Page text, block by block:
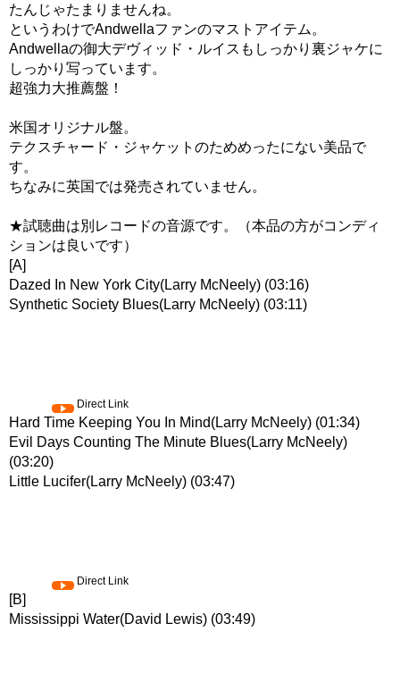
たんじゃたまりませんね。
というわけでAndwellaファンのマストアイテム。
Andwellaの御大デヴィッド・ルイスもしっかり裏ジャケに
しっかり写っています。
超強力大推薦盤！
米国オリジナル盤。
テクスチャード・ジャケットのためめったにない美品で
す。
ちなみに英国では発売されていません。
★試聴曲は別レコードの音源です。（本品の方がコンディ
ションは良いです）
[A]
Dazed In New York City(Larry McNeely) (03:16)
Synthetic Society Blues(Larry McNeely) (03:11)
Direct Link
Hard Time Keeping You In Mind(Larry McNeely) (01:34)
Evil Days Counting The Minute Blues(Larry McNeely)
(03:20)
Little Lucifer(Larry McNeely) (03:47)
Direct Link
[B]
Mississippi Water(David Lewis) (03:49)